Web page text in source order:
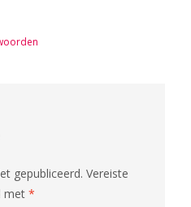
gepubliceerd. Vereiste
met *